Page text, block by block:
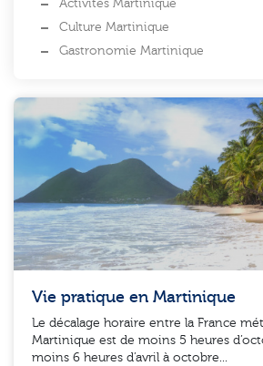
Activités Martinique
Culture Martinique
Gastronomie Martinique
Vie pratique en Martinique
Le décalage horaire entre la France
Martinique est de moins 5 heures
moins 6 heures d’avril à octobre...